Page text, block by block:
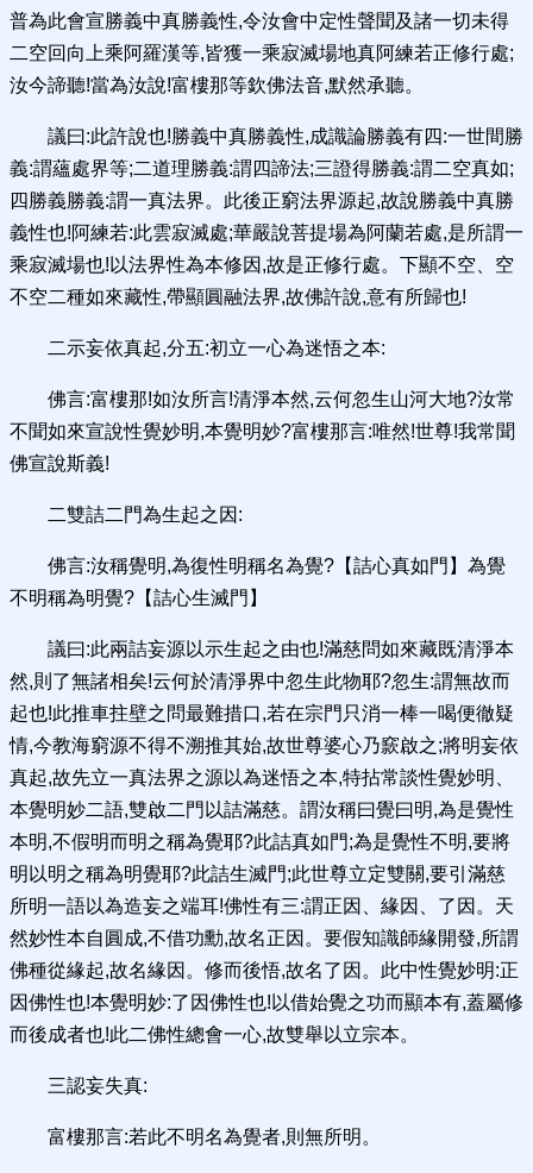
普為此會宣勝義中真勝義性,令汝會中定性聲聞及諸一切未得
二空回向上乘阿羅漢等,皆獲一乘寂滅場地真阿練若正修行處;
汝今諦聽!當為汝說!富樓那等欽佛法音,默然承聽。
議曰:此許說也!勝義中真勝義性,成識論勝義有四:一世間勝
義:謂蘊處界等;二道理勝義:謂四諦法;三證得勝義:謂二空真如;
四勝義勝義:謂一真法界。此後正窮法界源起,故說勝義中真勝
義性也!阿練若:此雲寂滅處;華嚴說菩提場為阿蘭若處,是所謂一
乘寂滅場也!以法界性為本修因,故是正修行處。下顯不空、空
不空二種如來藏性,帶顯圓融法界,故佛許說,意有所歸也!
二示妄依真起,分五:初立一心為迷悟之本:
佛言:富樓那!如汝所言!清淨本然,云何忽生山河大地?汝常
不聞如來宣說性覺妙明,本覺明妙?富樓那言:唯然!世尊!我常聞
佛宣說斯義!
二雙詰二門為生起之因:
佛言:汝稱覺明,為復性明稱名為覺?【詰心真如門】為覺
不明稱為明覺?【詰心生滅門】
議曰:此兩詰妄源以示生起之由也!滿慈問如來藏既清淨本
然,則了無諸相矣!云何於清淨界中忽生此物耶?忽生:謂無故而
起也!此推車拄壁之問最難措口,若在宗門只消一棒一喝便徹疑
情,今教海窮源不得不溯推其始,故世尊婆心乃窾啟之;將明妄依
真起,故先立一真法界之源以為迷悟之本,特拈常談性覺妙明、
本覺明妙二語,雙啟二門以詰滿慈。謂汝稱曰覺曰明,為是覺性
本明,不假明而明之稱為覺耶?此詰真如門;為是覺性不明,要將
明以明之稱為明覺耶?此詰生滅門;此世尊立定雙關,要引滿慈
所明一語以為造妄之端耳!佛性有三:謂正因、緣因、了因。天
然妙性本自圓成,不借功勳,故名正因。要假知識師緣開發,所謂
佛種從緣起,故名緣因。修而後悟,故名了因。此中性覺妙明:正
因佛性也!本覺明妙:了因佛性也!以借始覺之功而顯本有,蓋屬修
而後成者也!此二佛性總會一心,故雙舉以立宗本。
三認妄失真:
富樓那言:若此不明名為覺者,則無所明。